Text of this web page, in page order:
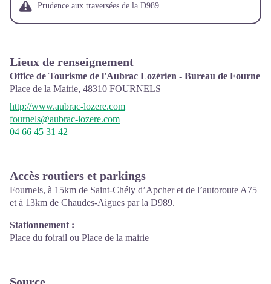
Prudence aux traversées de la D989.
Lieux de renseignement
Office de Tourisme de l'Aubrac Lozérien - Bureau de Fournels
Place de la Mairie, 48310 FOURNELS
http://www.aubrac-lozere.com
fournels@aubrac-lozere.com
04 66 45 31 42
Accès routiers et parkings
Fournels, à 15km de Saint-Chély d’Apcher et de l’autoroute A75
et à 13km de Chaudes-Aigues par la D989.
Stationnement :
Place du foirail ou Place de la mairie